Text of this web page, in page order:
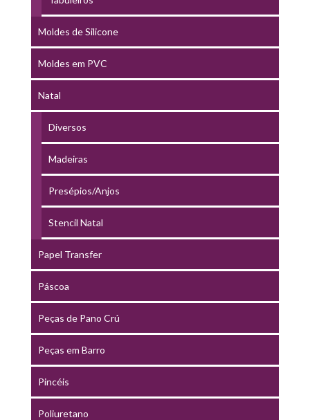
Moldes de Silicone
Moldes em PVC
Natal
Diversos
Madeiras
Presépios/Anjos
Stencil Natal
Papel Transfer
Páscoa
Peças de Pano Crú
Peças em Barro
Pincéis
Poliuretano